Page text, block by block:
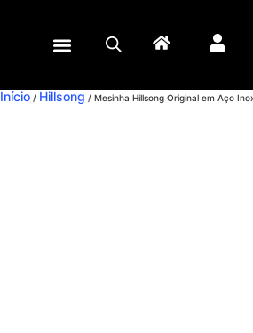
Início / Hillsong / Mesinha Hillsong Original em Aço